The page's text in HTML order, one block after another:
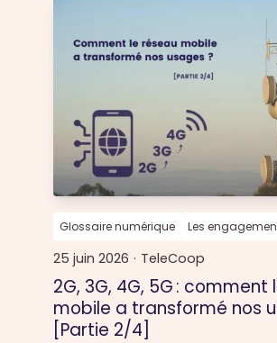
2G, 3G, 4G, 5G : comment
mobile a transformé nos
[Partie 2/4]
Glossaire numérique Les
25 juin 2026 · TeleCoop